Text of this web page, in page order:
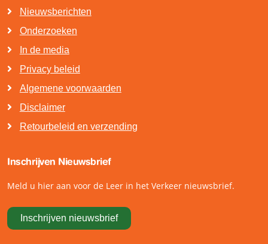
Nieuwsberichten
Onderzoeken
In de media
Privacy beleid
Algemene voorwaarden
Disclaimer
Retourbeleid en verzending
Inschrijven Nieuwsbrief
Meld u hier aan voor de Leer in het Verkeer nieuwsbrief.
Inschrijven nieuwsbrief